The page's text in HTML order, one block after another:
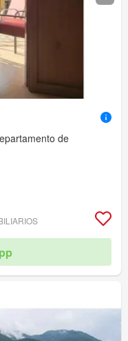
de